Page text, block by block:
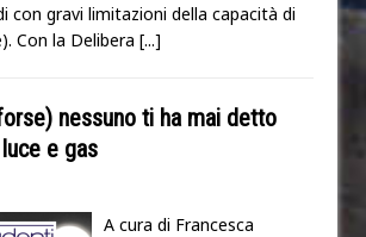
con gravi limitazioni della capacità di
Con la Delibera [...]
nessuno ti ha mai detto
e gas
A cura di Francesca